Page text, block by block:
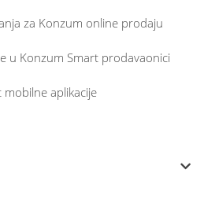
za Konzum online prodaju
u Konzum Smart prodavaonici
aplikacije